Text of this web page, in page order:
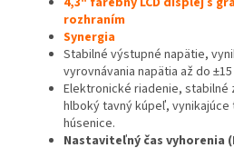
rozhraním
Synergia
Stabilné výstupné napätie,
vyrovnávania napätia až do
Elektronické riadenie,
hlboký tavný kúpeľ,
húsenice.
Nastaviteľný čas vyhorenia